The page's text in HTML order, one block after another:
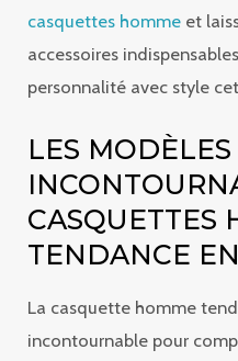
casquettes homme et
accessoires
personnalité avec style
LES MODÈLES
CASQUETTES
TENDANCE
La casquette homme
incontournable pour